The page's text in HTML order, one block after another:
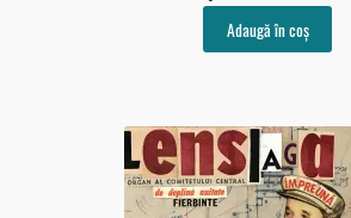
Adaugă în coș